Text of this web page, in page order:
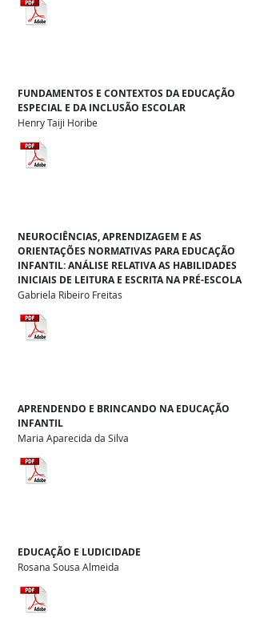
Henry Taiji Horibe
FUNDAMENTOS E CONTEXTOS DA EDUCAÇÃO
ESPECIAL E DA INCLUSÃO ESCOLAR
Gabriela Ribeiro Freitas
NEUROCIÊNCIAS, APRENDIZAGEM E AS
ORIENTAÇÕES NORMATIVAS PARA EDUCAÇÃO
INFANTIL: ANÁLISE RELATIVA AS HABILIDADES
INICIAIS DE LEITURA E ESCRITA NA PRÉ-ESCOLA
Maria Aparecida da Silva
APRENDENDO E BRINCANDO NA EDUCAÇÃO
INFANTIL
Rosana Sousa Almeida
EDUCAÇÃO E LUDICIDADE